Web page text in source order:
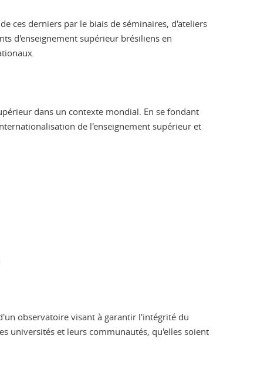
ces derniers par le biais de séminaires, d'ateliers
d'enseignement supérieur brésiliens en
dans un contexte mondial. En se fondant
de l'enseignement supérieur et
observatoire visant à garantir l'intégrité du
universités et leurs communautés, qu'elles soient